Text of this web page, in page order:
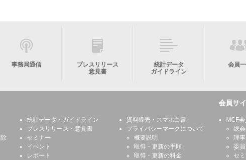
事務局通信
プレスリリース
意見書
統計データ
ガイドライン
会員
統計データ・ガイドライン
プレスリリース・意見書
セミナー
イベント
レポート
資料販売・スマホ白書
プライバシーマークについて
概要説明
取得・更新の手順
取得・更新の料金
会員サ
MCF
総会
理
委
セ